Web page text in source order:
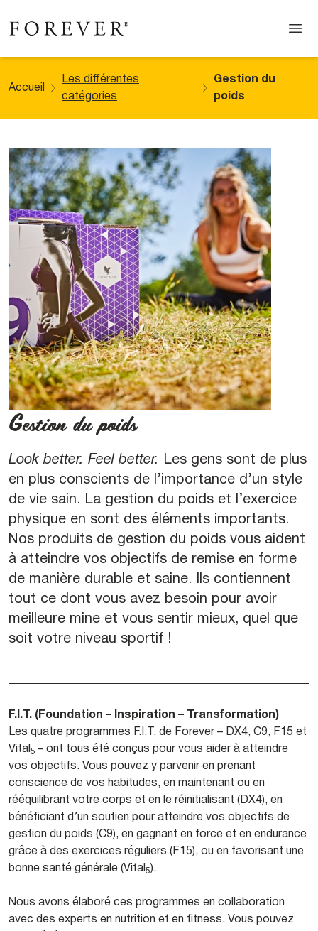
Accueil
Les différentes
catégories
Gestion du
poids
Gestion du poids
Look better. Feel better.
Les gens sont de plus
en plus conscients de l’importance d’un style
de vie sain. La gestion du poids et l’exercice
physique en sont des éléments importants.
Nos produits de gestion du poids vous aident
à atteindre vos objectifs de remise en forme
de manière durable et saine. Ils contiennent
tout ce dont vous avez besoin pour avoir
meilleure mine et vous sentir mieux, quel que
soit votre niveau sportif !
F.I.T. (Foundation – Inspiration – Transformation)
Les quatre programmes F.I.T. de Forever – DX4, C9, F15 et
Vital 5 – ont tous été conçus pour vous aider à atteindre
vos objectifs. Vous pouvez y parvenir en prenant
conscience de vos habitudes, en maintenant ou en
rééquilibrant votre corps et en le réinitialisant (DX4), en
bénéficiant d’un soutien pour atteindre vos objectifs de
gestion du poids (C9), en gagnant en force et en endurance
grâce à des exercices réguliers (F15), ou en favorisant une
bonne santé générale (Vital 5).
Nous avons élaboré ces programmes en collaboration
avec des experts en nutrition et en fitness. Vous pouvez